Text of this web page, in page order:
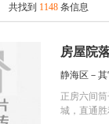
共找到 1148 条信息
房屋院
静海区－
正房六间
城，直通